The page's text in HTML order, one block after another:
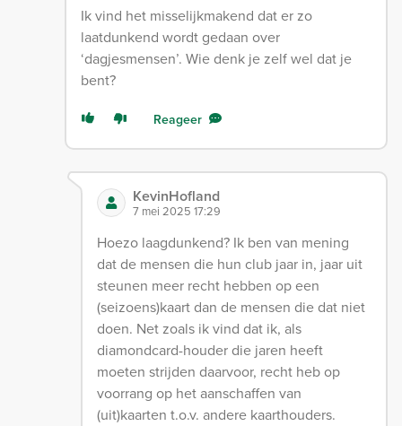
Ik vind het misselijkmakend dat er zo
laatdunkend wordt gedaan over
‘dagjesmensen’. Wie denk je zelf wel dat je
bent?
Reageer
KevinHofland
7 mei 2025 17:29
Hoezo laagdunkend? Ik ben van mening
dat de mensen die hun club jaar in, jaar uit
steunen meer recht hebben op een
(seizoens)kaart dan de mensen die dat niet
doen. Net zoals ik vind dat ik, als
diamondcard-houder die jaren heeft
moeten strijden daarvoor, recht heb op
voorrang op het aanschaffen van
(uit)kaarten t.o.v. andere kaarthouders.